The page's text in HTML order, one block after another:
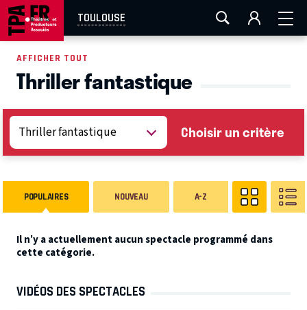
TOULOUSE
AIX-MARSEILLE AURAY LA ROCHELLE
EN TOURNÉE
AFFICHER TOUT
Thriller fantastique
Choisir un critère
POPULAIRES NOUVEAU A-Z
Il n’y a actuellement aucun spectacle programmé dans
cette catégorie.
VIDÉOS DES SPECTACLES